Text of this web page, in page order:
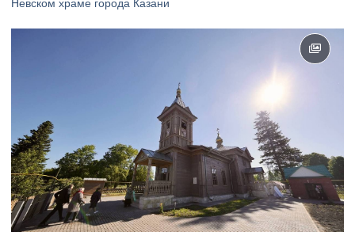
Невском храме города Казани